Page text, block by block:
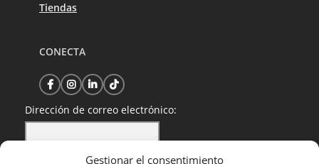
Gestionar el consentimiento
Tiendas
CONECTA
Dirección de correo electrónico: